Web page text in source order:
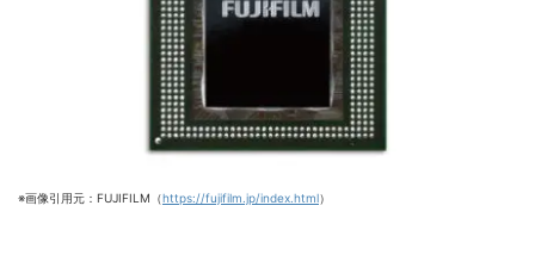
※画像引用元：FUJIFILM（https://fujifilm.jp/index.html）